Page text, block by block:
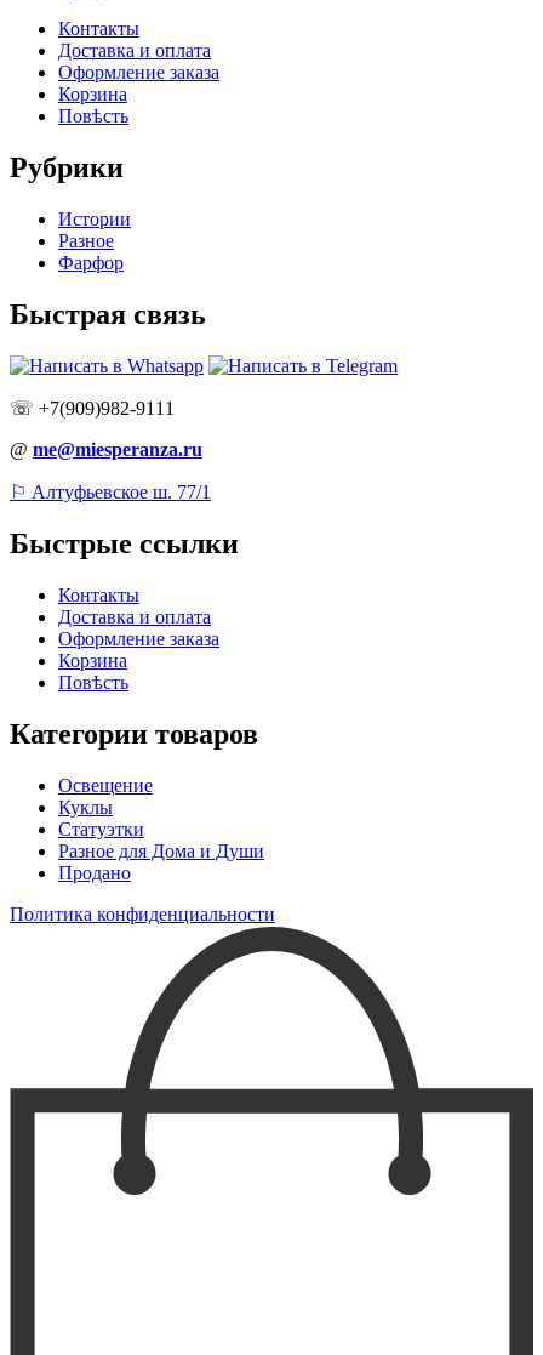
Контакты
Доставка и оплата
Оформление заказа
Корзина
Повѣсть
Рубрики
Истории
Разное
Фарфор
Быстрая связь
☏ +7(909)982-9111
@ me@miesperanza.ru
⚐ Алтуфьевское ш. 77/1
Быстрые ссылки
Контакты
Доставка и оплата
Оформление заказа
Корзина
Повѣсть
Категории товаров
Освещение
Куклы
Статуэтки
Разное для Дома и Души
Продано
Политика конфиденциальности